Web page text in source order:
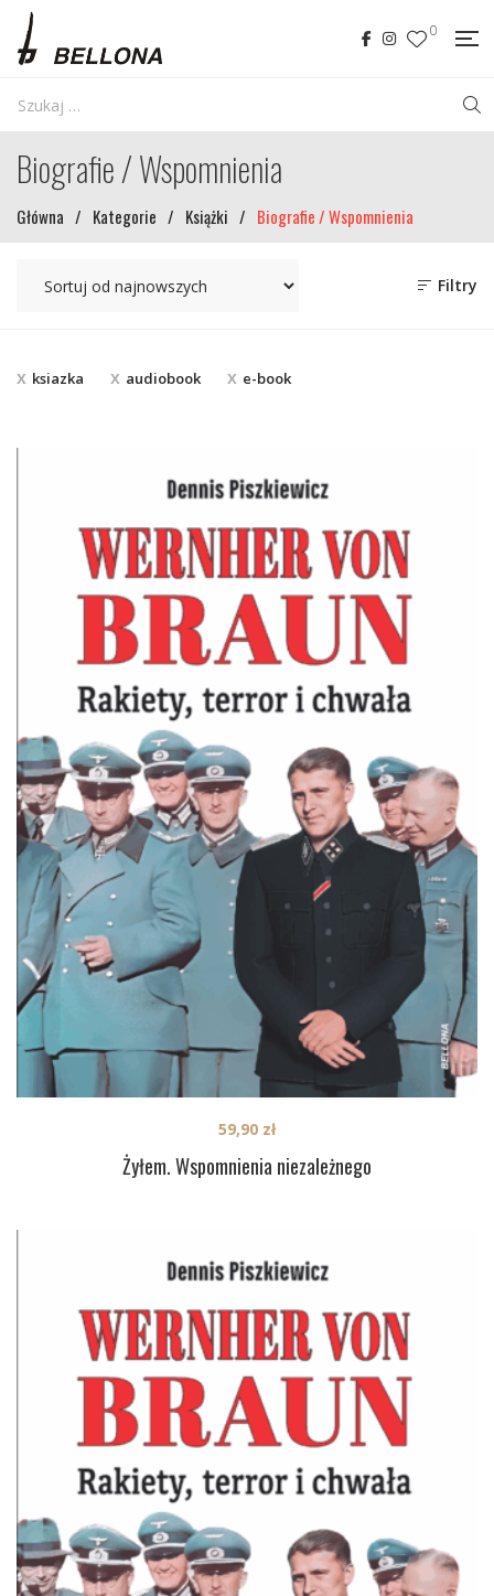
0
Biografie / Wspomnienia
Główna / Kategorie / Książki / Biografie / Wspomnienia
Filtry
ksiazka audiobook e-book
Żyłem. Wspomnienia niezależnego
59,90 zł